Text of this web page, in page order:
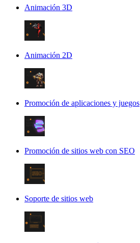
Animación 3D
Animación 2D
Promoción de aplicaciones y juegos
Promoción de sitios web con SEO
Soporte de sitios web